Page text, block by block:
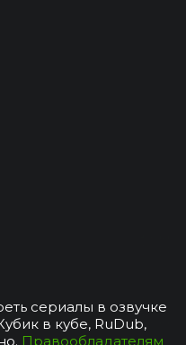
сериалы в озвучке
в кубе, RuDub,
Правообладателям